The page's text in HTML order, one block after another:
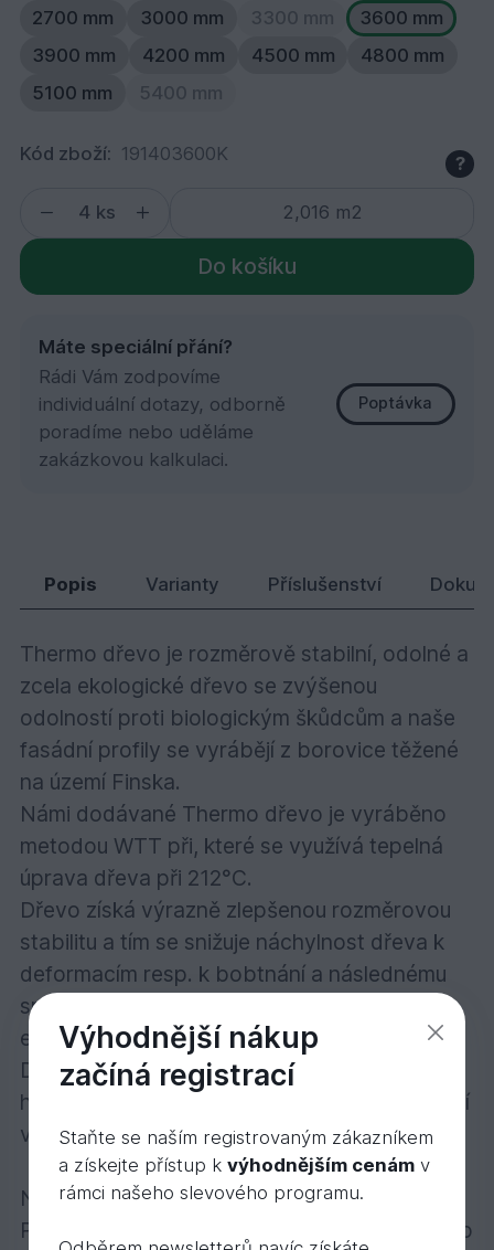
2700 mm 3000 mm 3300 mm
3600 mm
3900 mm
4200 mm 4500 mm
4800 mm
5100 mm
5400 mm
Kód zboží: 191403600K ?
ks
Do košíku
Máte speciální přání?
Rádi Vám zodpovíme
individuální dotazy, odborně
poradíme nebo uděláme
zakázkovou kalkulaci.
Poptávka
Popis Varianty Příslušenství
Thermo dřevo je rozměrově stabilní, odolné a
zcela ekologické dřevo se zvýšenou
odolností proti biologickým škůdcům a naše
fasádní profily se vyrábějí z borovice těžené
na území Finska.
Námi dodávané Thermo dřevo je vyráběno
metodou WTT při, které se využívá tepelná
úprava dřeva při 212°C.
Dřevo získá výrazně zlepšenou rozměrovou
stabilitu a tím se snižuje náchylnost dřeva k
deformacím resp. k bobtnání a následnému
smršťování dřeva. Rozměrové změny se
eliminují až o 60%.
Dřevo vykazuje zvýšenou odolnost vůči
hnilobě a plísním a zároveň i zlepšené izolační
vlastnosti.
Nátěr a barva
Pokud se rozhodnete tepelně upravené dřevo
Výhodnější nákup
začíná registrací
Staňte se naším registrovaným zákazníkem
a získejte přístup k výhodnějším cenámv
rámci našeho slevového programu.